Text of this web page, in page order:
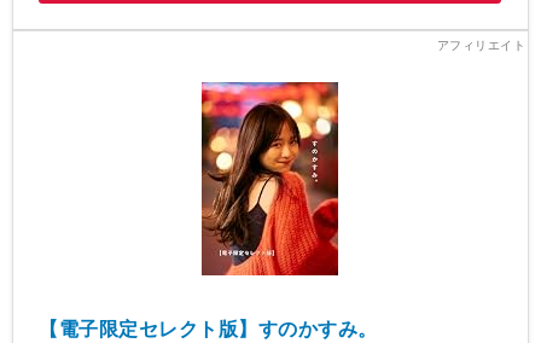
【電子限定セレクト版】すのかすみ。